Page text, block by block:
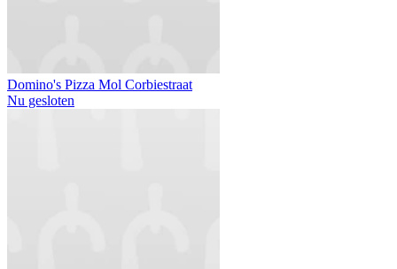
Domino's Pizza Mol Corbiestraat
Nu gesloten